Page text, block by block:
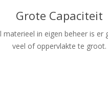
Grote Capaciteit
materieel in eigen beheer is er
veel of oppervlakte te groot.